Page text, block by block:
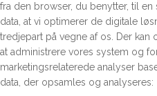
fra den browser, du benytter, til en
data, at vi optimerer de digitale
tredjepart på vegne af os. Der
at administrere vores system og
marketingsrelaterede analyser
data, der opsamles og analyseres: